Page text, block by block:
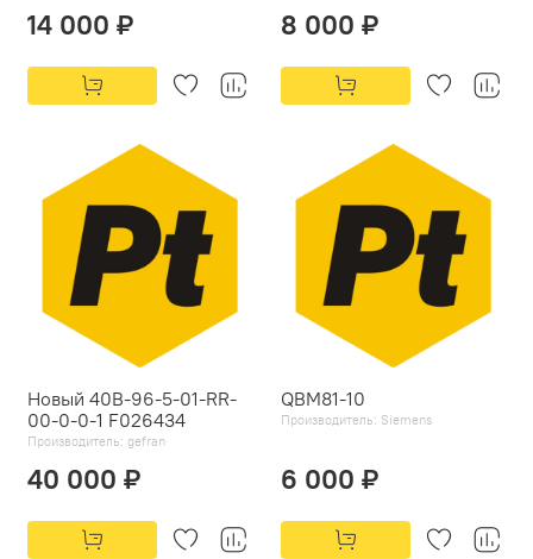
14 000 ₽ 8 000 ₽
Новый 40B-96-5-01-RR-
00-0-0-1 F026434
Производитель: gefran
40 000 ₽
QBM81-10
Производитель: Siemens
6 000 ₽